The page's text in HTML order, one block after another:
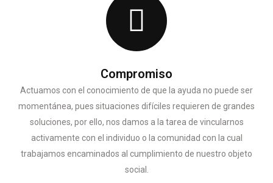
Compromiso
Actuamos con el conocimiento de que la ayuda no puede ser
momentánea, pues situaciones difíciles requieren de grandes
soluciones, por ello, nos damos a la tarea de vincularnos
activamente con el individuo o la comunidad con la cual
trabajamos encaminados al cumplimiento de nuestro objeto
social.